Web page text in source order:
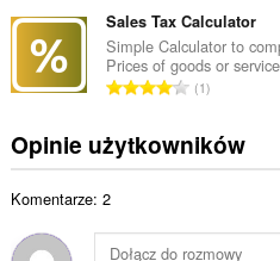
c
e
n
:
c
z
b
a
c
e
t
a
l
z
b
c
ł
k
o
w
t
a
c
Sales Tax Calculator
Simple Calculator to
Prices of goods or
C
k
i
t
1
Opinie użytkowników
Komentarze: 2